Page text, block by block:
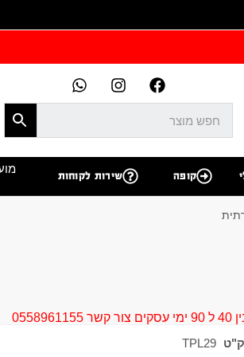
קופה שירות לקוחות
TPL29